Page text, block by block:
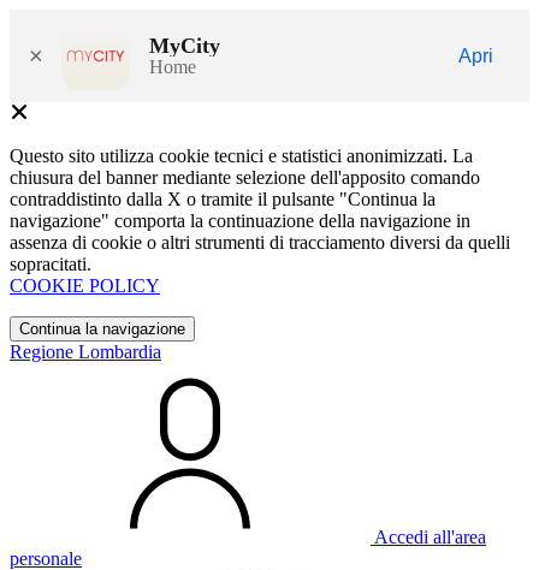
× MyCity
Home
Apri
Questo sito utilizza cookie tecnici e statistici anonimizzati. La
chiusura del banner mediante selezione dell'apposito comando
contraddistinto dalla X o tramite il pulsante "Continua la
navigazione" comporta la continuazione della navigazione in
assenza di cookie o altri strumenti di tracciamento diversi da quelli
sopracitati.
COOKIE POLICY
Continua la navigazione
Regione Lombardia
Accedi all'area
personale